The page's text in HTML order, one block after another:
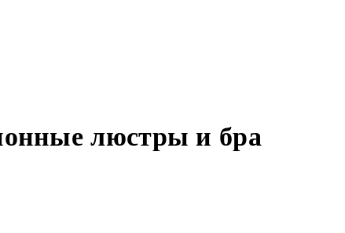
люстры и бра